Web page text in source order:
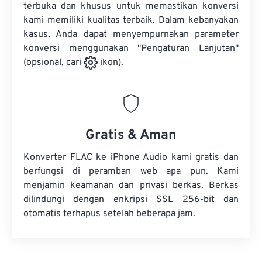
terbuka dan khusus untuk memastikan konversi
kami memiliki kualitas terbaik. Dalam kebanyakan
kasus, Anda dapat menyempurnakan parameter
konversi menggunakan "Pengaturan Lanjutan"
(opsional, cari
ikon).
Gratis & Aman
Konverter FLAC ke iPhone Audio kami gratis dan
berfungsi di peramban web apa pun. Kami
menjamin keamanan dan privasi berkas. Berkas
dilindungi dengan enkripsi SSL 256-bit dan
otomatis terhapus setelah beberapa jam.